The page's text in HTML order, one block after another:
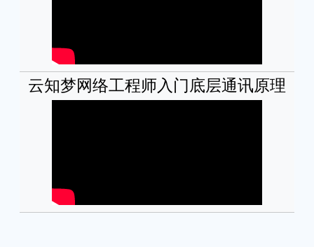
云知梦网络工程师入门底层通讯原理